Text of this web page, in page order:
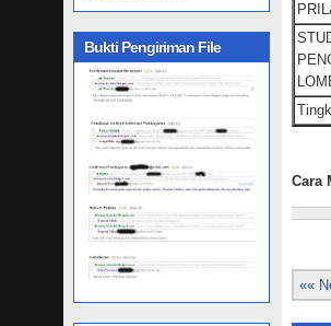
Bukti Pengiriman File
Cara
««